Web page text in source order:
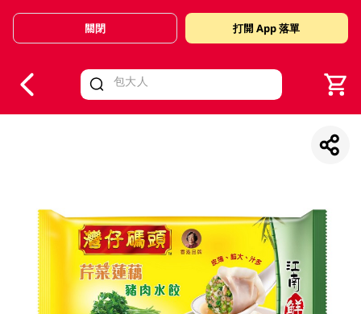
Valid Until 30 June 2026
關閉 打開 App 落單